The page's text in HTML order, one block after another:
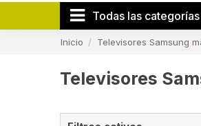
Todas las categorías
Inicio Televisores Samsung
Televisores